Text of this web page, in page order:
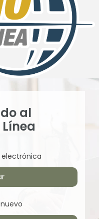
al